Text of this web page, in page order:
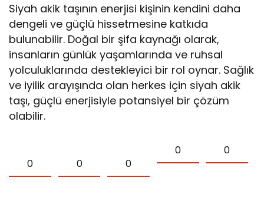
Siyah akik taşının enerjisi kişinin kendini daha
dengeli ve güçlü hissetmesine katkıda
bulunabilir. Doğal bir şifa kaynağı olarak,
insanların günlük yaşamlarında ve ruhsal
yolculuklarında destekleyici bir rol oynar. Sağlık
ve iyilik arayışında olan herkes için siyah akik
taşı, güçlü enerjisiyle potansiyel bir çözüm
olabilir.
0 0 0
0 0